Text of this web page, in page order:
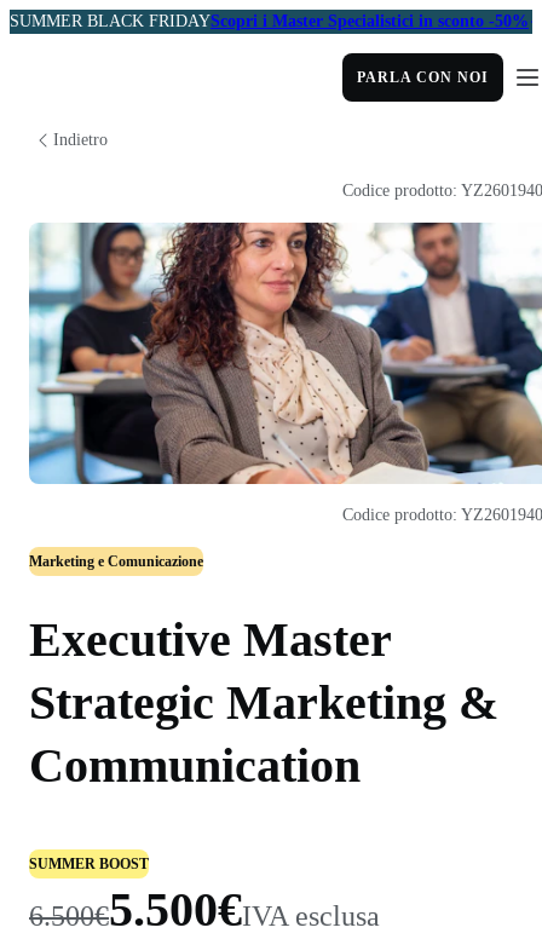
SUMMER BLACK FRIDAYScopri i Master Specialistici in sconto -50%
PARLA CON NOI
Indietro
Marketing e Comunicazione
Executive Master
Strategic Marketing &
Communication
SUMMER BOOST
6.500€5.500€IVA esclusa
Codice prodotto:
Codice prodotto: